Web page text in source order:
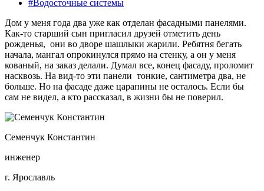
#Водосточные системы
Дом у меня года два уже как отделан фасадными панелями.
Как-то старший сын пригласил друзей отметить день
рожденья, они во дворе шашлыки жарили. Ребятня бегать
начала, мангал опрокинулся прямо на стенку, а он у меня
кованый, на заказ делали. Думал все, конец фасаду, проломит
насквозь. На вид-то эти панели тонкие, сантиметра два, не
больше. Но на фасаде даже царапины не осталось. Если бы
сам не видел, а кто рассказал, в жизни бы не поверил.
Семенчук Константин
инженер
г. Ярославль